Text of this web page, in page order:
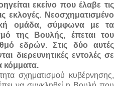
εκείνο που έλαβε τις
εκλογές. Νεοσχηματισμένο
ομάδα, σύμφωνα με τα
της Βουλής, έπεται του
εδρών. Στις δύο αυτές
διερευνητικές εντολές σε
κόμματα.
σχηματισμού κυβέρνησης,